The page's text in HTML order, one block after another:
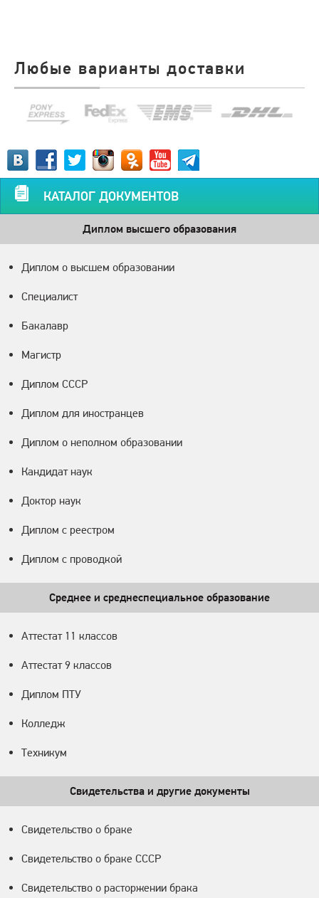
Любые варианты доставки
КАТАЛОГ ДОКУМЕНТОВ
Диплом высшего образования
Диплом о высшем образовании
Специалист
Бакалавр
Магистр
Диплом СССР
Диплом для иностранцев
Диплом о неполном образовании
Кандидат наук
Доктор наук
Диплом с реестром
Диплом с проводкой
Среднее и среднеспециальное образование
Аттестат 11 классов
Аттестат 9 классов
Диплом ПТУ
Колледж
Техникум
Свидетельства и другие документы
Свидетельство о браке
Свидетельство о браке СССР
Свидетельство о расторжении брака